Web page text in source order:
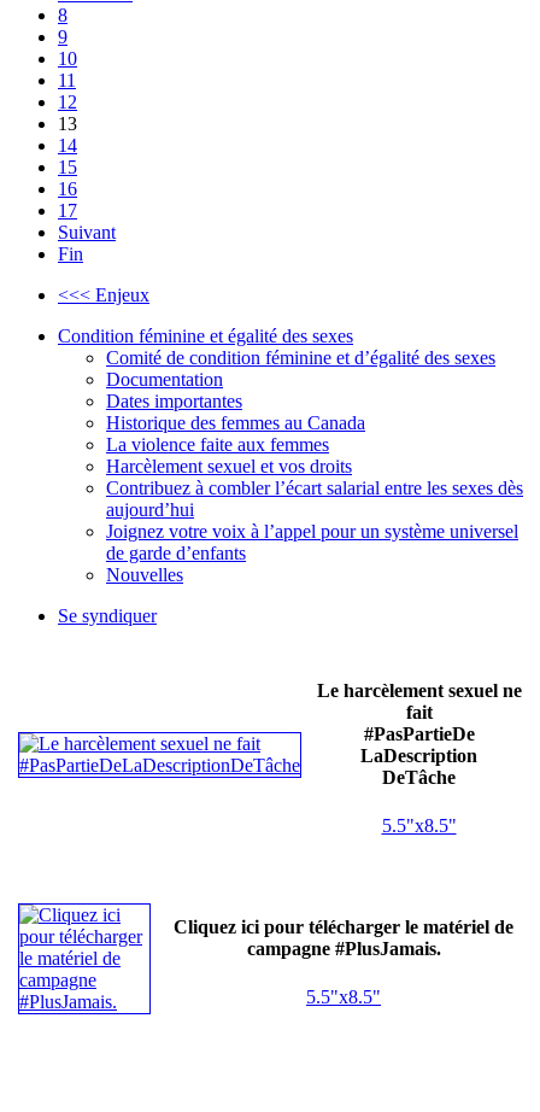
8
9
10
11
12
13
14
15
16
17
Suivant
Fin
<<< Enjeux
Condition féminine et égalité des sexes
Comité de condition féminine et d’égalité des sexes
Documentation
Dates importantes
Historique des femmes au Canada
La violence faite aux femmes
Harcèlement sexuel et vos droits
Contribuez à combler l’écart salarial entre les sexes dès
aujourd’hui
Joignez votre voix à l’appel pour un système universel
de garde d’enfants
Nouvelles
Se syndiquer
Le harcèlement sexuel ne
fait
#PasPartieDe
LaDescription
DeTâche
5.5"x8.5"
Cliquez ici pour télécharger le matériel de
campagne #PlusJamais.
5.5"x8.5"